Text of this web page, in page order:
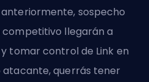
sospecho
competitivo llegarán a
tomar control de Link en
atacante, querrás tener